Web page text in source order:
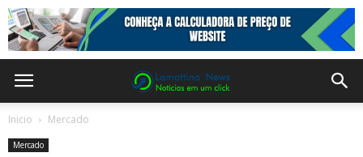
Inicio Mercado
Mercado